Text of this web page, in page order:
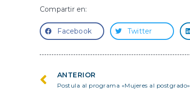
Compartir en:
Facebook Twitter
ANTERIOR
Postula al programa «Mujeres al postgrado»